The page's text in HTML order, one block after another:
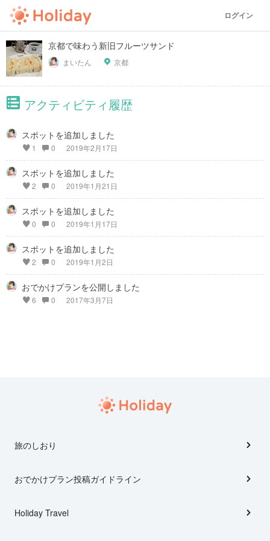
ログイン
京都で味わう新旧フルーツサンド
まいたん 京都
アクティビティ履歴
スポットを追加しました
1 0 2019年2月17日
スポットを追加しました
2 0 2019年1月21日
スポットを追加しました
0 0 2019年1月17日
スポットを追加しました
2 0 2019年1月2日
おでかけプランを公開しました
6 0 2017年3月7日
旅のしおり
おでかけプラン投稿ガイドライン
Holiday Travel